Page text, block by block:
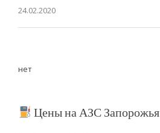
24.02.2020
нет
Цены на АЗС Запорожья